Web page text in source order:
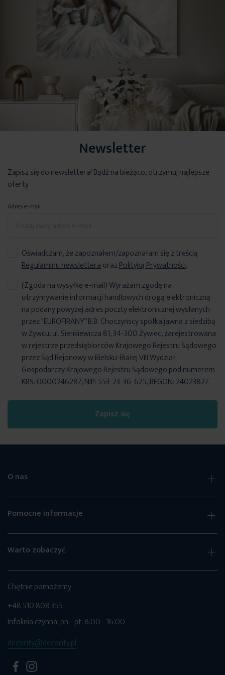
Newsletter
Zapisz się do newslettera! Bądź na bieżąco, otrzymuj najlepsze
oferty
Adres e-mail
Oświadczam, że zapoznałem/zapoznałam się z treścią
Regulaminu newsletteraorazPolityką Prywatności.
Zapisz się
(Zgoda na wysyłkę e-mail) Wyrażam zgodę na
otrzymywanie informacji handlowych drogą elektroniczną
na podany powyżej adres poczty elektronicznej wysłanych
przez "EUROFIRANY” B.B. Choczyńscy spółka jawna z siedzibą
w Żywcu, ul. Sienkiewicza 81, 34-300 Żywiec, zarejestrowana
w rejestrze przedsiębiorców Krajowego Rejestru Sądowego
przez Sąd Rejonowy w Bielsku-Białej VIII Wydział
Gospodarczy Krajowego Rejestru Sądowego pod numerem
KRS: 0000246287, NIP: 553-23-36-625, REGON: 24023827.
O nas
Pomocne informacje
Warto zobaczyć
Chętnie pomożemy
+48 510 808 355
Infolinia czynna: pn - pt: 8:00 - 16:00
decority@decority.pl